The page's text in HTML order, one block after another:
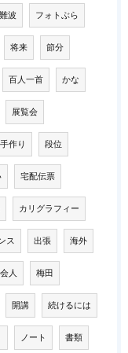
難波 フォトぶら
将来 節分
百人一首 かな
展覧会
手作り 段位
宅配伝票
カリグラフィー
ス 出張 海外
人 梅田
開講 続けるには
ノート 書類